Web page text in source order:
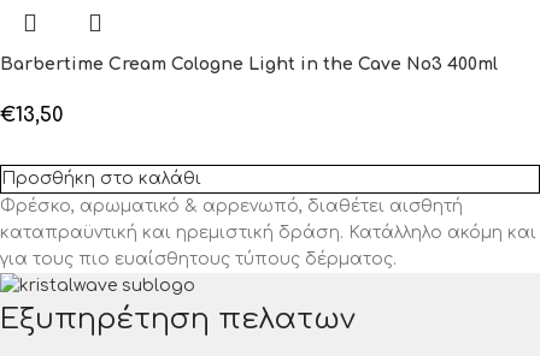
Barbertime Cream Cologne Light in the Cave No3 400ml
€13,50
Προσθήκη στο καλάθι
Φρέσκο, αρωματικό & αρρενωπό, διαθέτει αισθητή
καταπραϋντική και ηρεμιστική δράση. Κατάλληλο ακόμη και
για τους πιο ευαίσθητους τύπους δέρματος.
Εξυπηρέτηση πελατων